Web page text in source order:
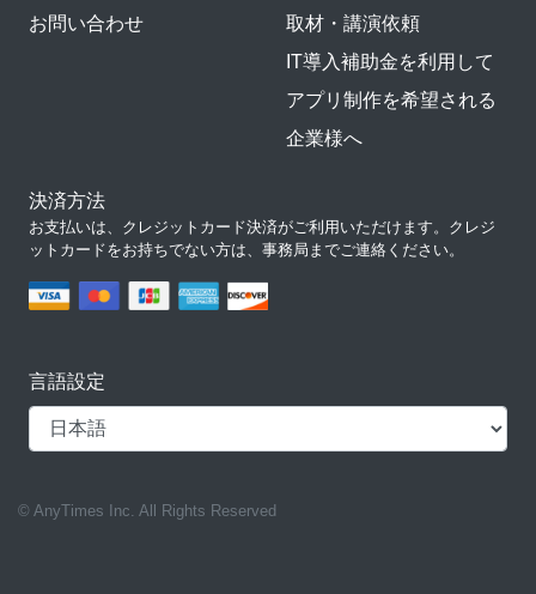
お問い合わせ
取材・講演依頼
IT導入補助金を利用して
アプリ制作を希望される
企業様へ
決済方法
お支払いは、クレジットカード決済がご利用いただけます。クレジ
ットカードをお持ちでない方は、事務局までご連絡ください。
言語設定
© AnyTimes Inc. All Rights Reserved